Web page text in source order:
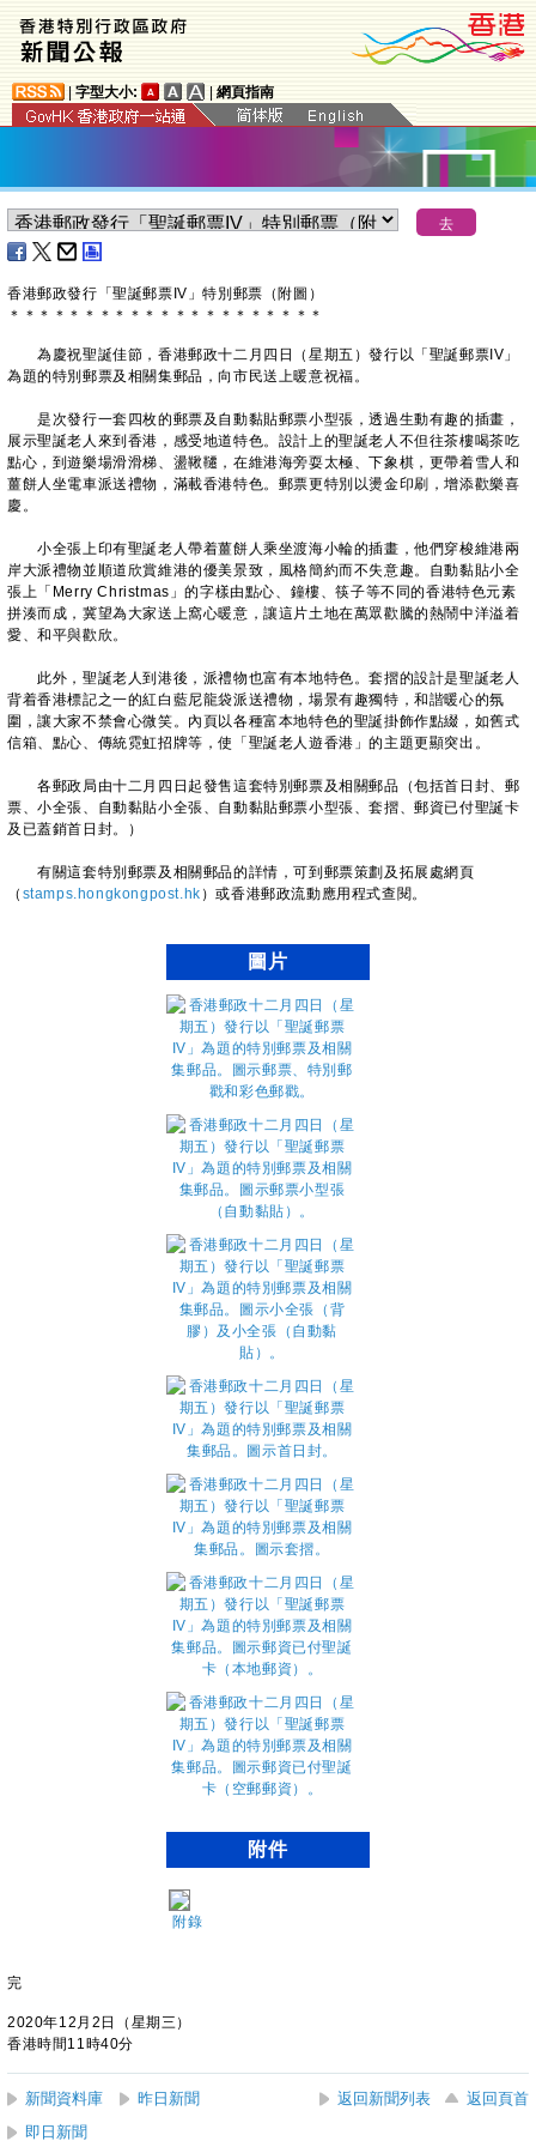
字型大小: 網頁指南
香港郵政發行「聖誕郵票 IV 」特別郵票 （ 附圖 ）
＊ ＊ ＊ ＊ ＊ ＊ ＊ ＊ ＊ ＊ ＊ ＊ ＊ ＊ ＊ ＊ ＊ ＊ ＊ ＊ ＊
為慶祝聖誕佳節，香港郵政十二月四日（星期五）發行以「聖誕郵票IV」
為題的特別郵票及相關集郵品，向市民送上暖意祝福。
是次發行一套四枚的郵票及自動黏貼郵票小型張，透過生動有趣的插畫，
展示聖誕老人來到香港，感受地道特色。設計上的聖誕老人不但往茶樓喝茶吃
點心，到遊樂場滑滑梯、盪鞦韆，在維港海旁耍太極、下象棋，更帶着雪人和
薑餅人坐電車派送禮物，滿載香港特色。郵票更特別以燙金印刷，增添歡樂喜
慶。
小全張上印有聖誕老人帶着薑餅人乘坐渡海小輪的插畫，他們穿梭維港兩
岸大派禮物並順道欣賞維港的優美景致，風格簡約而不失意趣。自動黏貼小全
張上「Merry Christmas」的字樣由點心、鐘樓、筷子等不同的香港特色元素
拼湊而成，冀望為大家送上窩心暖意，讓這片土地在萬眾歡騰的熱鬧中洋溢着
愛、和平與歡欣。
此外，聖誕老人到港後，派禮物也富有本地特色。套摺的設計是聖誕老人
背着香港標記之一的紅白藍尼龍袋派送禮物，場景有趣獨特，和諧暖心的氛
圍，讓大家不禁會心微笑。內頁以各種富本地特色的聖誕掛飾作點綴，如舊式
信箱、點心、傳統霓虹招牌等，使「聖誕老人遊香港」的主題更顯突出。
各郵政局由十二月四日起發售這套特別郵票及相關郵品（包括首日封、郵
票、小全張、自動黏貼小全張、自動黏貼郵票小型張、套摺、郵資已付聖誕卡
及已蓋銷首日封。）
有關這套特別郵票及相關郵品的詳情，可到郵票策劃及拓展處網頁
（ stamps.hongkongpost.hk ）或香港郵政流動應用程式查閱。
圖片
附件
附錄
完
2020年12月2日（星期三）
香港時間11時40分
新聞資料庫 昨日新聞 返回新聞列表
返回頁首
即日新聞